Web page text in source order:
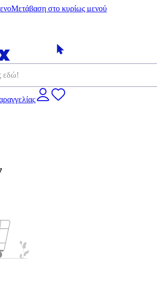
Μετάβαση στο κυρίως μενού